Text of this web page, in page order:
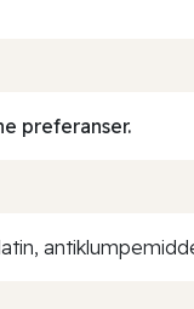
preferanser.